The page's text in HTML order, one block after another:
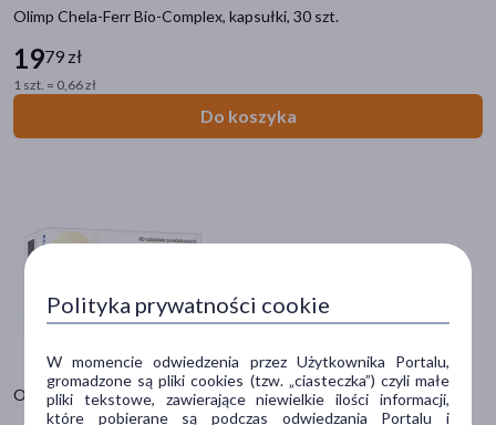
Olimp Chela-Ferr Bio-Complex, kapsułki, 30 szt.
1979 zł
1 szt. = 0,66 zł
Do koszyka
Olimp Calcium D3 Forte, tabletki powlekane, 60 szt.
Marka
Aliness Health'N'Beauty(1)
Apipregna(1)
pokaż więcej
kapsułki(13)
Polityka prywatności cookie
W momencie odwiedzenia przez Użytkownika Portalu,
gromadzone są pliki cookies (tzw. „ciasteczka”) czyli małe
pliki tekstowe, zawierające niewielkie ilości informacji,
które pobierane są podczas odwiedzania Portalu i